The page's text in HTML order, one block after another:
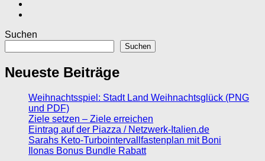
Suchen
Suchen
Neueste Beiträge
Weihnachtsspiel: Stadt Land Weihnachtsglück (PNG
und PDF)
Ziele setzen – Ziele erreichen
Eintrag auf der Piazza / Netzwerk-Italien.de
Sarahs Keto-Turbointervallfastenplan mit Boni
Ilonas Bonus Bundle Rabatt